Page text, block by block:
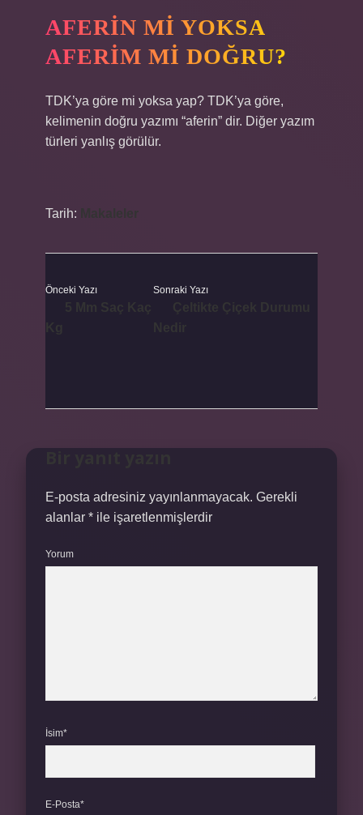
AFERIN MI YOKSA
AFERIM MI DOĞRU?
TDK’ya göre mi yoksa yap? TDK’ya göre,
kelimenin doğru yazımı “aferin” dir. Diğer yazım
türleri yanlış görülür.
Tarih:
Önceki Yazı Sonraki Yazı
E-posta adresiniz yayınlanmayacak. Gerekli
alanlar * ile işaretlenmişlerdir
Yorum
İsim*
E-Posta*